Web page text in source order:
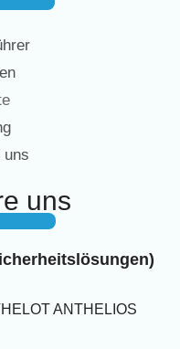
uns
uns
ANTHELIOS